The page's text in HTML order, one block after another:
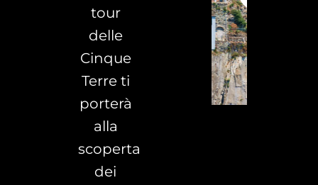
tour
delle
Cinque
Terre ti
porterà
alla
scoperta
dei